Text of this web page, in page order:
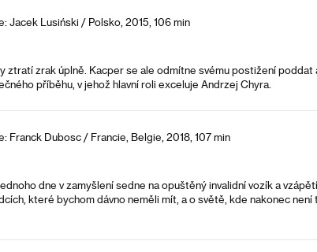
Jacek Lusiński / Polsko, 2015, 106 min
zrak úplně. Kacper se ale odmítne svému postižení poddat
příběhu, v jehož hlavní roli exceluje Andrzej Chyra.
Franck Dubosc / Francie, Belgie, 2018, 107 min
dne v zamyšlení sedne na opuštěný invalidní vozík a
které bychom dávno neměli mít, a o světě, kde nakonec není